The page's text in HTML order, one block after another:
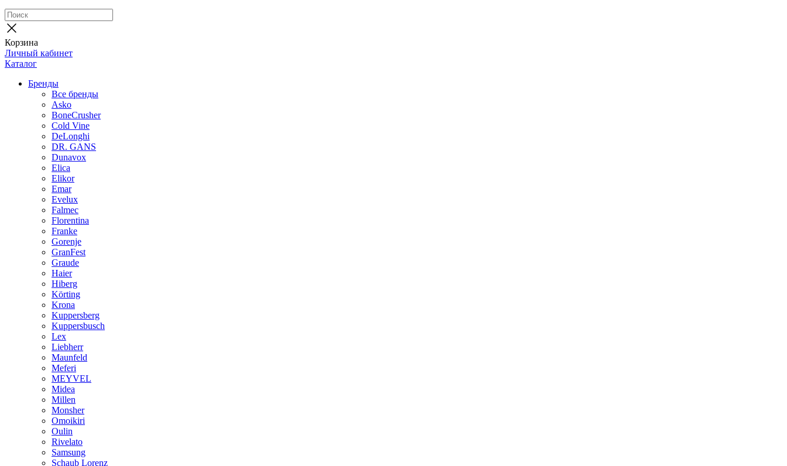
Корзина
Личный кабинет
Каталог
Бренды
Все бренды
Asko
BoneCrusher
Cold Vine
DeLonghi
DR. GANS
Dunavox
Elica
Elikor
Emar
Evelux
Falmec
Florentina
Franke
Gorenje
GranFest
Graude
Haier
Hiberg
Körting
Krona
Kuppersberg
Kuppersbusch
Lex
Liebherr
Maunfeld
Meferi
MEYVEL
Midea
Millen
Monsher
Omoikiri
Oulin
Rivelato
Samsung
Schaub Lorenz